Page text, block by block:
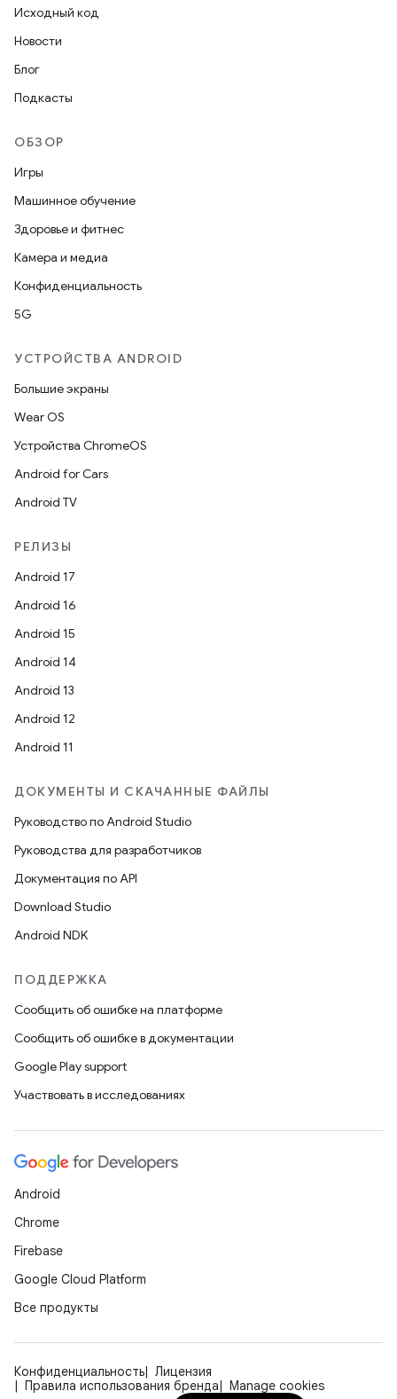
Исходный код
Новости
Блог
Подкасты
ОБЗОР
Игры
Машинное обучение
Здоровье и фитнес
Камера и медиа
Конфиденциальность
5G
УСТРОЙСТВА ANDROID
Большие экраны
Wear OS
Устройства ChromeOS
Android for Cars
Android TV
РЕЛИЗЫ
Android 17
Android 16
Android 15
Android 14
Android 13
Android 12
Android 11
ДОКУМЕНТЫ И СКАЧАННЫЕ ФАЙЛЫ
Руководство по Android Studio
Руководства для разработчиков
Документация по API
Download Studio
Android NDK
ПОДДЕРЖКА
Сообщить об ошибке на платформе
Сообщить об ошибке в документации
Google Play support
Участвовать в исследованиях
Android
Chrome
Firebase
Google Cloud Platform
Все продукты
Конфиденциальность
Лицензия
Правила использования бренда
Manage cookies